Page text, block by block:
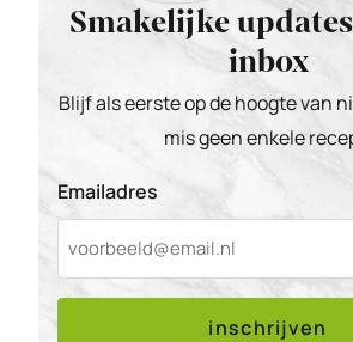
Smakelijke
inbox
Blijf als eerste op de hoogte van
mis geen enkele
Emailadres
inschrijven